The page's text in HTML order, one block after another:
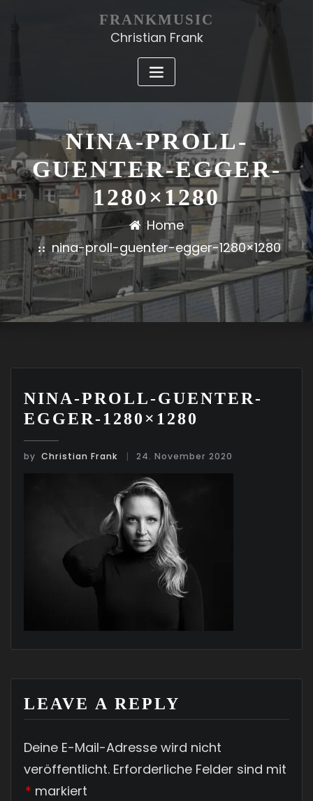
FRANKMUSIC
Christian Frank
NINA-PROLL-
GUENTER-EGGER-
1280×1280
Home
nina-proll-guenter-egger-1280×1280
NINA-PROLL-GUENTER-
EGGER-1280×1280
by Christian Frank 24. November 2020
LEAVE A REPLY
Deine E-Mail-Adresse wird nicht
veröffentlicht. Erforderliche Felder sind mit
* markiert